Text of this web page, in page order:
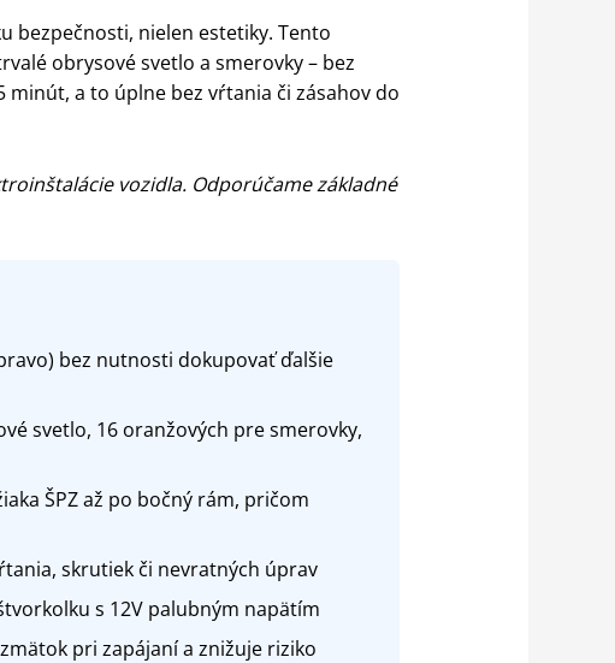
bezpečnosti, nielen estetiky. Tento
obrysové svetlo a smerovky – bez
a to úplne bez vŕtania či zásahov do
vozidla. Odporúčame základné
bez nutnosti dokupovať ďalšie
svetlo, 16 oranžových pre smerovky,
ŠPZ až po bočný rám, pričom
skrutiek či nevratných úprav
s 12V palubným napätím
pri zapájaní a znižuje riziko